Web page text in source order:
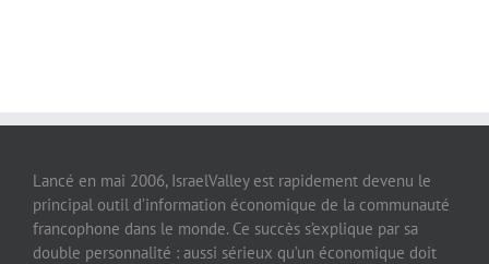
Lancé en mai 2006, IsraelValley est rapidement devenu le
principal outil d’information économique de la communauté
francophone dans le monde. Ce succès s’explique par sa
double personnalité : aussi sérieux qu’un économique doit